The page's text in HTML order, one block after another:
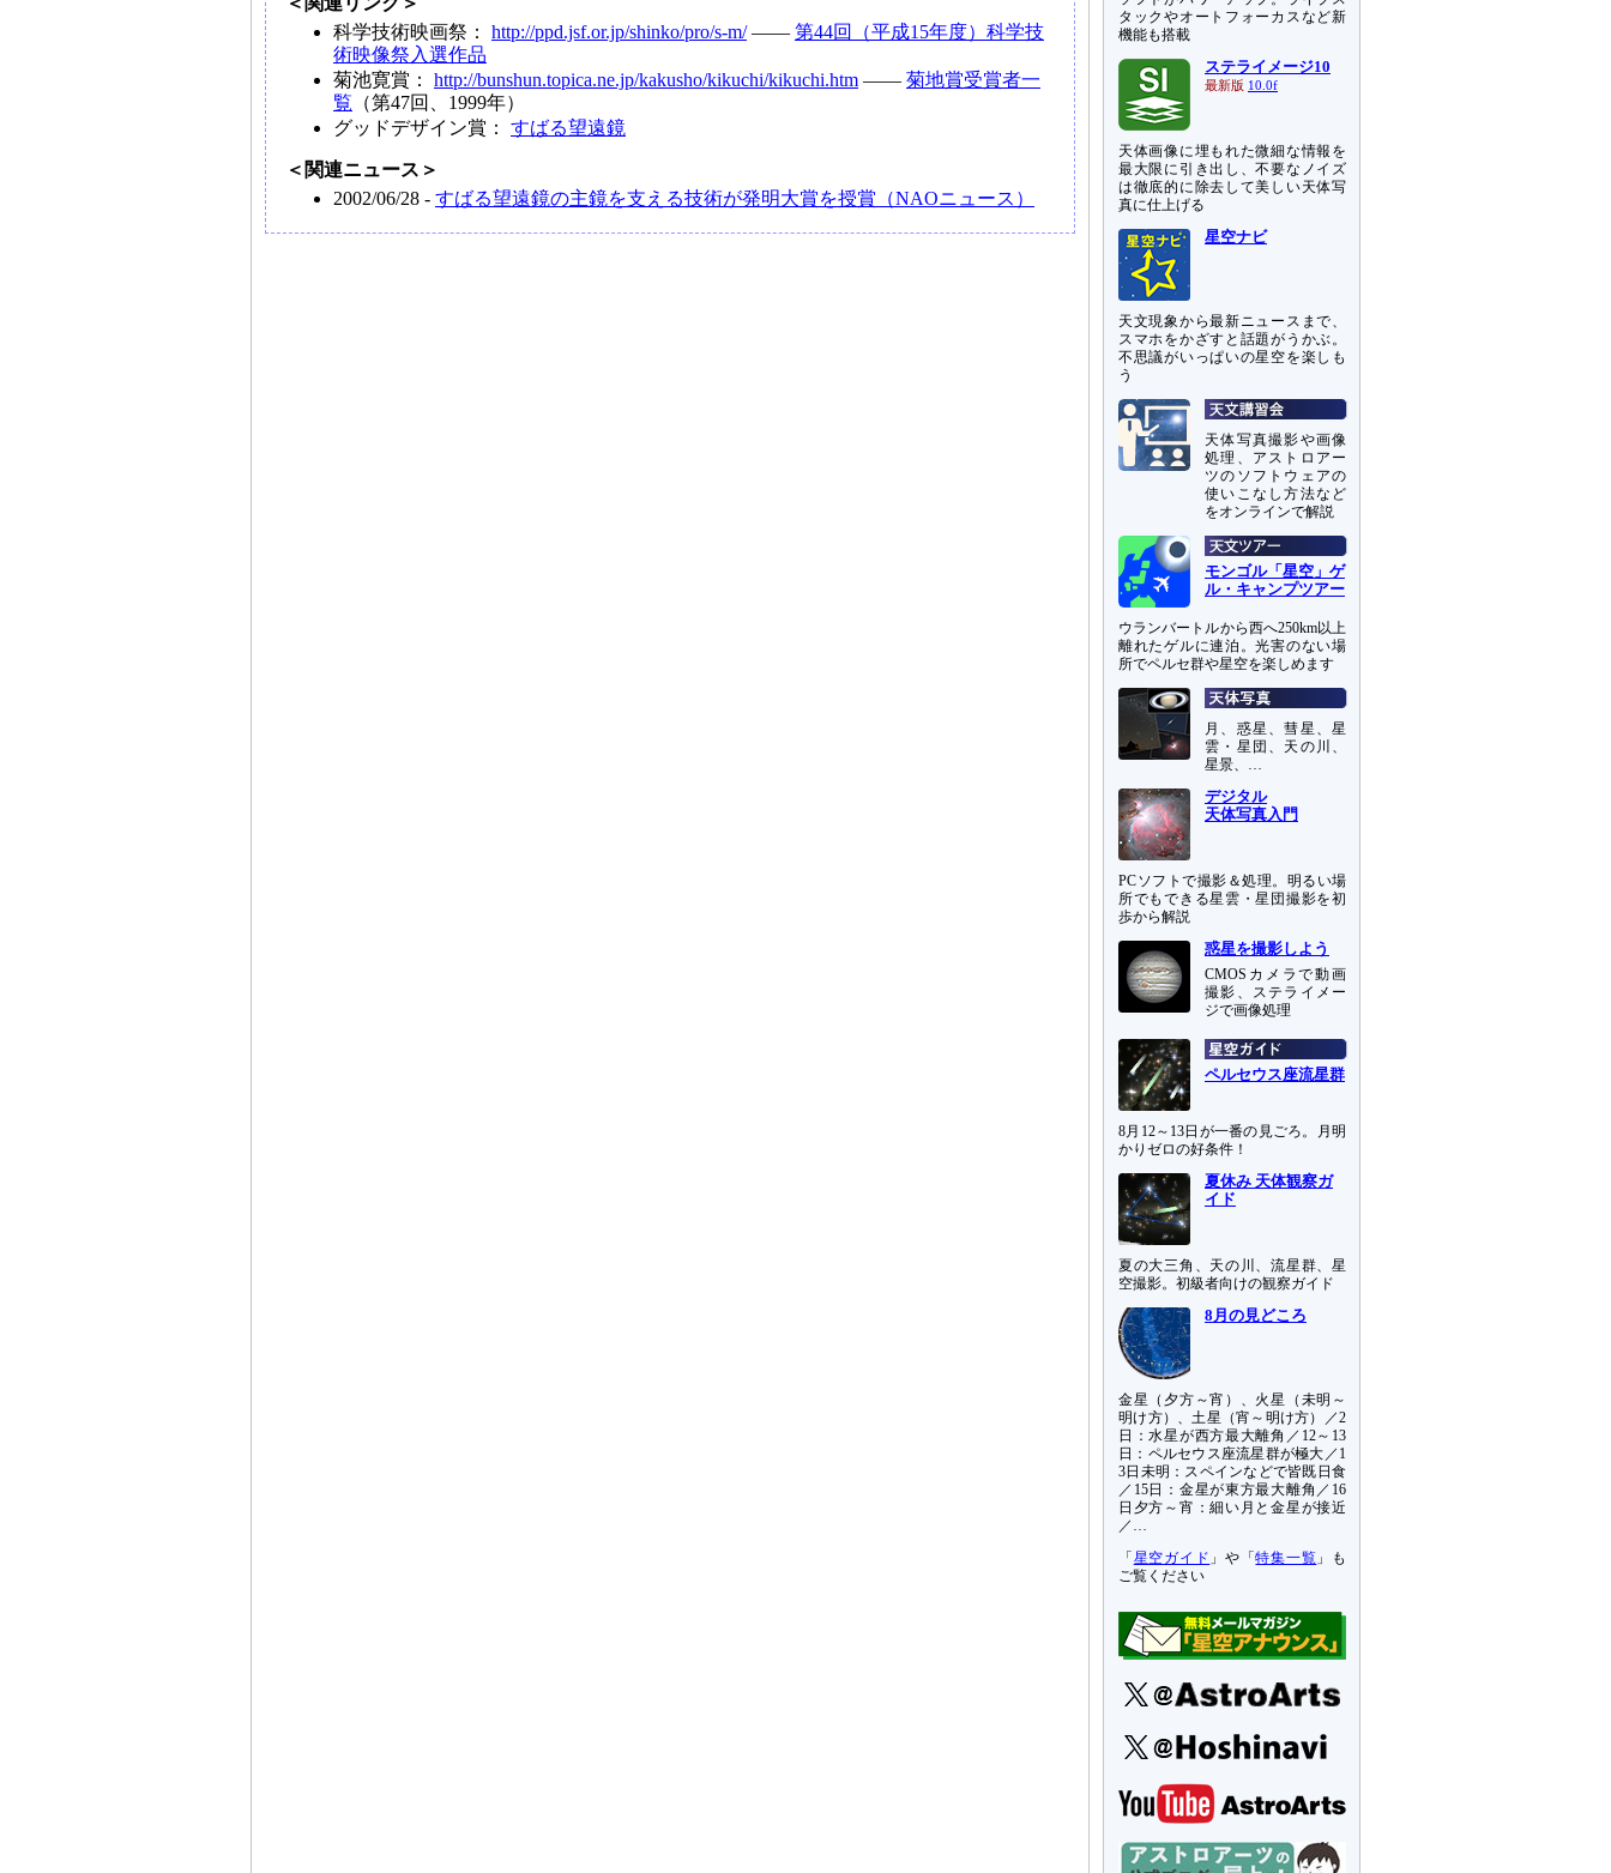
科学技術映画祭： http://ppd.jsf.or.jp/shinko/pro/s-m/―― 第44回（平成15年度）科学技
術映像祭入選作品
菊池寛賞： http://bunshun.topica.ne.jp/kakusho/kikuchi/kikuchi.htm ―― 菊地賞受賞者一
覧 （第47回、1999年）
グッドデザイン賞： すばる望遠鏡
＜関連ニュース＞
2002/06/28 - すばる望遠鏡の主鏡を支える技術が発明大賞を授賞（NAOニュース）
タックやオートフォーカスなど新
機能も搭載
ステライメージ10
最新版 10.0f
天体画像に埋もれた微細な情報を
最大限に引き出し、不要なノイズ
は徹底的に除去して美しい天体写
真に仕上げる
星空ナビ
天文現象から最新ニュースまで、
スマホをかざすと話題がうかぶ。
不思議がいっぱいの星空を楽しも
う
天体写真撮影や画像
処理、アストロアー
ツのソフトウェアの
使いこなし方法など
をオンラインで解説
モンゴル「星空」ゲ
ル・キャンプツアー
ウランバートルから西へ250km以上
離れたゲルに連泊。光害のない場
所でペルセ群や星空を楽しめます
月、惑星、彗星、星
雲・星団、天の川、
星景、…
デジタル
天体写真入門
PCソフトで撮影＆処理。明るい場
所でもできる星雲・星団撮影を初
歩から解説
惑星を撮影しよう
CMOSカメラで動画
撮影、ステライメー
ジで画像処理
ペルセウス座流星群
8月12～13日が一番の見ごろ。月明
かりゼロの好条件！
夏休み 天体観察ガ
イド
夏の大三角、天の川、流星群、星
空撮影。初級者向けの観察ガイド
8月の見どころ
金星（夕方～宵）、火星（未明～
明け方）、土星（宵～明け方）／2
日：水星が西方最大離角／12～13
日：ペルセウス座流星群が極大／1
3日未明：スペインなどで皆既日食
／15日：金星が東方最大離角／16
日夕方～宵：細い月と金星が接近
／…
「 星空ガイド 」や「特集一覧 」も
ご覧ください